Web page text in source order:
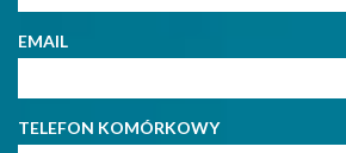
EMAIL
TELEFON KOMÓRKOWY